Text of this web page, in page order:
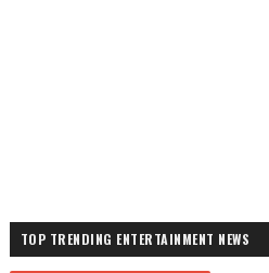
TOP TRENDING ENTERTAINMENT NEWS